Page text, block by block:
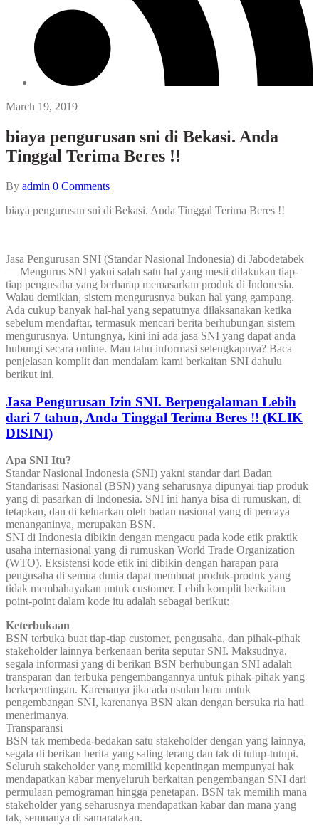
March 19, 2019
biaya pengurusan sni di Bekasi. Anda
Tinggal Terima Beres !!
By admin 0 Comments
biaya pengurusan sni di Bekasi. Anda Tinggal Terima Beres !!
Jasa Pengurusan SNI (Standar Nasional Indonesia) di Jabodetabek
— Mengurus SNI yakni salah satu hal yang mesti dilakukan tiap-
tiap pengusaha yang berharap memasarkan produk di Indonesia.
Walau demikian, sistem mengurusnya bukan hal yang gampang.
Ada cukup banyak hal-hal yang sepatutnya dilaksanakan ketika
sebelum mendaftar, termasuk mencari berita berhubungan sistem
mengurusnya. Untungnya, kini ini ada jasa SNI yang dapat anda
hubungi secara online. Mau tahu informasi selengkapnya? Baca
penjelasan komplit dan mendalam kami berkaitan SNI dahulu
berikut ini.
Jasa Pengurusan Izin SNI. Berpengalaman Lebih
dari 7 tahun, Anda Tinggal Terima Beres !! (KLIK
DISINI)
Apa SNI Itu?
Standar Nasional Indonesia (SNI) yakni standar dari Badan
Standarisasi Nasional (BSN) yang seharusnya dipunyai tiap produk
yang di pasarkan di Indonesia. SNI ini hanya bisa di rumuskan, di
tetapkan, dan di keluarkan oleh badan nasional yang di percaya
menanganinya, merupakan BSN.
SNI di Indonesia dibikin dengan mengacu pada kode etik praktik
usaha internasional yang di rumuskan World Trade Organization
(WTO). Eksistensi kode etik ini dibikin dengan harapan para
pengusaha di semua dunia dapat membuat produk-produk yang
tidak membahayakan untuk customer. Lebih komplit berkaitan
point-point dalam kode itu adalah sebagai berikut:
Keterbukaan
BSN terbuka buat tiap-tiap customer, pengusaha, dan pihak-pihak
stakeholder lainnya berkenaan berita seputar SNI. Maksudnya,
segala informasi yang di berikan BSN berhubungan SNI adalah
transparan dan terbuka pengembangannya untuk pihak-pihak yang
berkepentingan. Karenanya jika ada usulan baru untuk
pengembangan SNI, karenanya BSN akan dengan bersuka ria hati
menerimanya.
Transparansi
BSN tak membeda-bedakan satu stakeholder dengan yang lainnya,
segala di berikan berita yang saling terang dan tak di tutup-tutupi.
Seluruh stakeholder yang memiliki kepentingan mempunyai hak
mendapatkan kabar menyeluruh berkaitan pengembangan SNI dari
permulaan pemograman hingga penetapan. BSN tak memilih mana
stakeholder yang seharusnya mendapatkan kabar dan mana yang
tak, semuanya di samaratakan.